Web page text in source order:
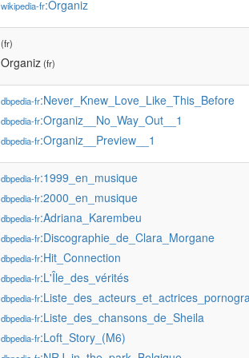
wikipedia-fr:Organiz
(fr)
Organiz(fr)
dbpedia-fr:Never_Knew_Love_Like_This_Before
dbpedia-fr:Organiz__No_Way_Out__1
dbpedia-fr:Organiz__Preview__1
dbpedia-fr:1999_en_musique
dbpedia-fr:2000_en_musique
dbpedia-fr:Adriana_Karembeu
dbpedia-fr:Discographie_de_Clara_Morgane
dbpedia-fr:Hit_Connection
dbpedia-fr:L'Île_des_vérités
dbpedia-fr
dbpedia-fr:Liste_des_chansons_de_Sheila
dbpedia-fr:Loft_Story_(M6)